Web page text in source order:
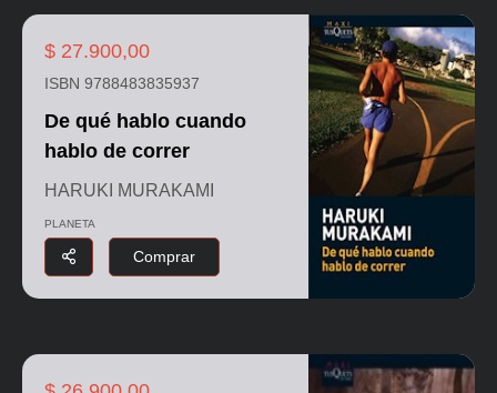
$ 27.900,00
ISBN 9788483835937
De qué hablo cuando
hablo de correr
HARUKI MURAKAMI
PLANETA
Comprar